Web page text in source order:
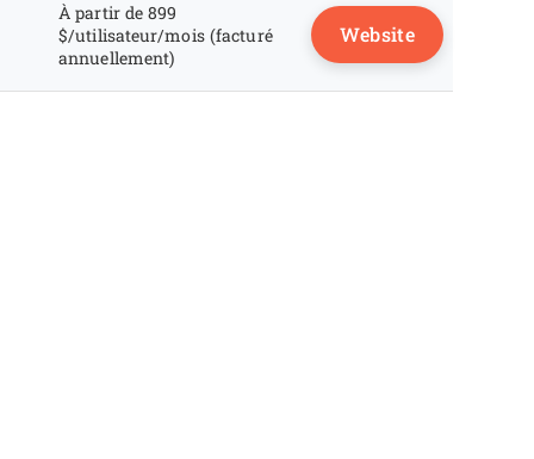
À partir de 899
$/utilisateur/mois (facturé
annuellement)
Website